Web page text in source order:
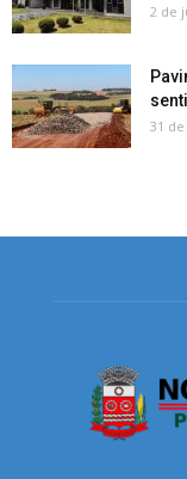
2 de
31